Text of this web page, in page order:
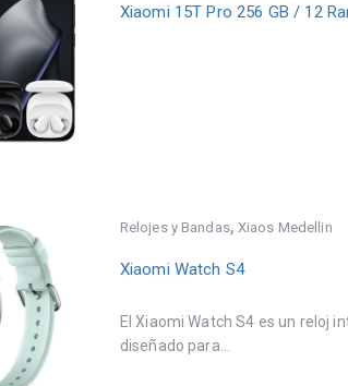
Xiaomi 15T Pro 256 GB / 12
Relojes y Bandas, Xiaos Medellin
Xiaomi Watch S4
El Xiaomi Watch S4 es un reloj
diseñado para...